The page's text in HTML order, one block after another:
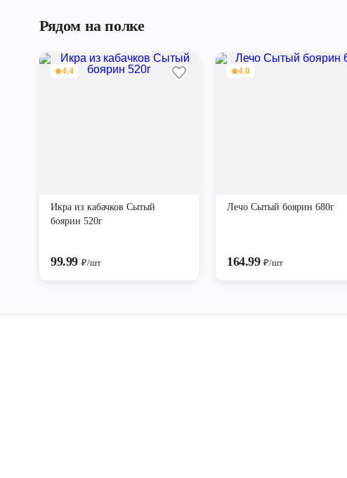
Рядом на полке
4.4
Икра из кабачков Сытый
боярин 520г
99.99 ₽/шт
4.0
Лечо Сытый боярин 680г
164.99₽/шт